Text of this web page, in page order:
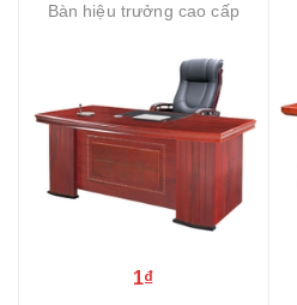
Bàn hiệu trưởng cao cấp
1₫